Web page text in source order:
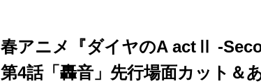
春アニメ『ダイヤのA actⅡ -
第4話「轟音」先行場面カット＆